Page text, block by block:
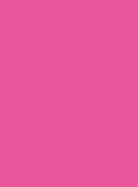
jasa
dapat dikirim